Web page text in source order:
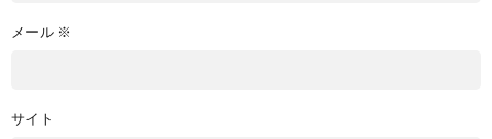
メール ※
サイト